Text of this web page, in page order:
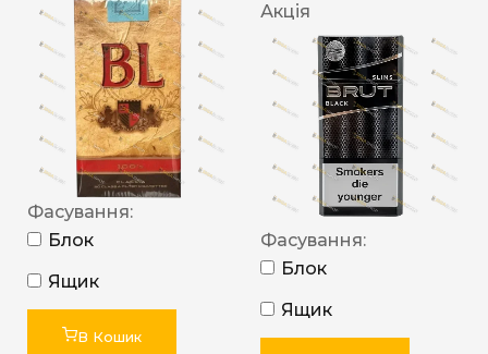
Фасування:
Блок
Ящик
В Кошик
Акція
Фасування:
Блок
Ящик